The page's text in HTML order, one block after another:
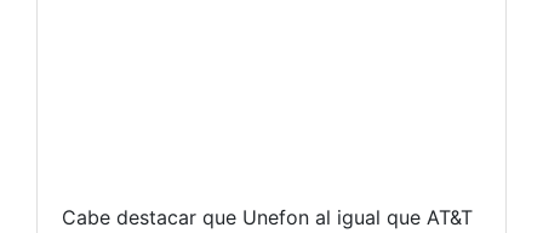
Cabe destacar que Unefon al igual que AT&T